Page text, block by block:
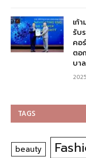
เก้
รับ
คอ
ตอ
บา
TAGS
beauty